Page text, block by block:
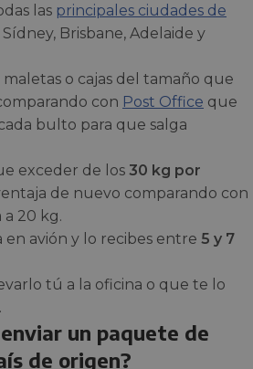
las principales ciudades de
Brisbane, Adelaide y
o cajas del tamaño que
con Post Office que
bulto para que salga
exceder de los 30 kg por
de nuevo comparando con
20 kg.
en avión y lo recibes entre 5 y 7
tú a la oficina o que te lo
un paquete de
de origen?